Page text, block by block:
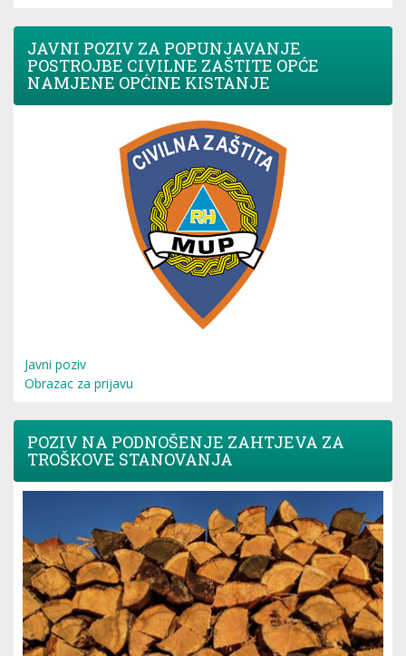
JAVNI POZIV ZA POPUNJAVANJE
POSTROJBE CIVILNE ZAŠTITE OPĆE
NAMJENE OPĆINE KISTANJE
Javni poziv
Obrazac za prijavu
POZIV NA PODNOŠENJE ZAHTJEVA ZA
TROŠKOVE STANOVANJA